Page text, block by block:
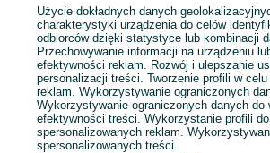
Użycie dokładnych danych
charakterystyki urządzenia do celów
odbiorców dzięki statystyce lub kombinacji
Przechowywanie informacji na urządzeniu
efektywności reklam. Rozwój i ulepszanie
personalizacji treści. Tworzenie profili w
reklam. Wykorzystywanie ograniczonych
Wykorzystywanie ograniczonych danych do
efektywności treści. Wykorzystanie profili
spersonalizowanych reklam.
spersonalizowanych treści.